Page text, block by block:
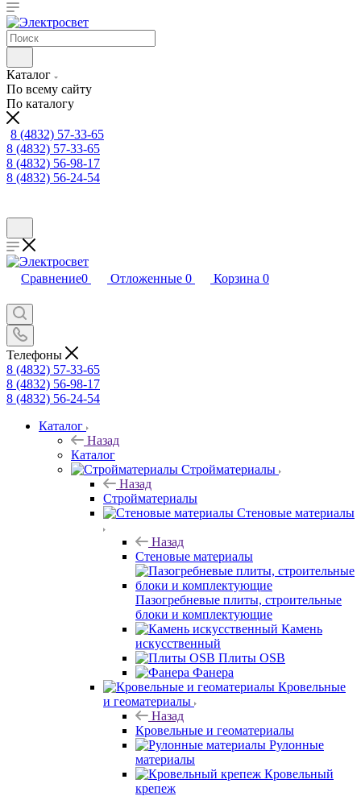
Каталог
По всему сайту
По каталогу
8 (4832) 57-33-65
8 (4832) 57-33-65
8 (4832) 56-98-17
8 (4832) 56-24-54
Сравнение0 Отложенные 0 Корзина 0
Телефоны
8 (4832) 57-33-65
8 (4832) 56-98-17
8 (4832) 56-24-54
Каталог
Назад
Каталог
Стройматериалы
Назад
Стройматериалы
Стеновые материалы
Назад
Стеновые материалы
Пазогребневые плиты, строительные
блоки и комплектующие
Камень
искусственный
Плиты OSB
Фанера
Кровельные
и геоматериалы
Назад
Кровельные и геоматериалы
Рулонные
материалы
Кровельный
крепеж